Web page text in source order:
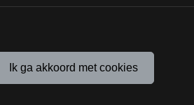
ik ga akkoord met cookies